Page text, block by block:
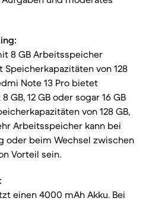
8 GB Arbeitsspeicher
von 128
Note 13 Pro bietet
12 GB oder sogar 16 GB
von 128 GB,
Arbeitsspeicher kann bei
oder beim Wechsel zwischen
Vorteil sein.
einen 4000 mAh Akku. Bei